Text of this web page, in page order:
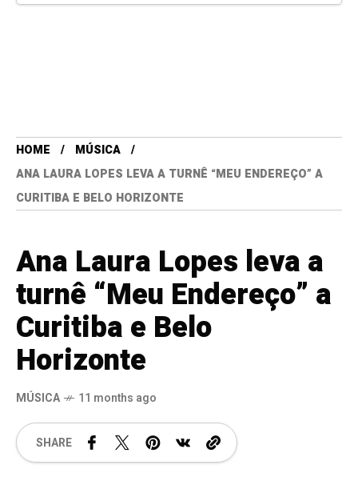
HOME
MÚSICA
ANA LAURA LOPES LEVA A TURNÊ “MEU ENDEREÇO” A
CURITIBA E BELO HORIZONTE
Ana Laura Lopes leva a
turnê “Meu Endereço” a
Curitiba e Belo
Horizonte
MÚSICA 11 months ago
SHARE